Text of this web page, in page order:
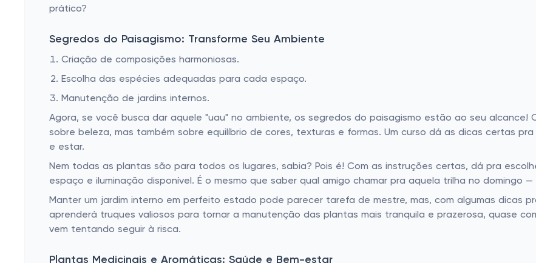
prático?
Segredos do Paisagismo: Transforme Seu Ambiente
Criação de composições harmoniosas.
Escolha das espécies adequadas para cada espaço.
Manutenção de jardins internos.
Agora, se você busca dar aquele "uau" no ambiente, os segredos do paisagismo estão ao seu alcance!
sobre beleza, mas também sobre equilíbrio de cores, texturas e formas. Um curso dá as dicas certas
e estar.
Nem todas as plantas são para todos os lugares, sabia? Pois é! Com as instruções certas, dá pra
espaço e iluminação disponível. É o mesmo que saber qual amigo chamar pra aquela trilha no domingo
Manter um jardim interno em perfeito estado pode parecer tarefa de mestre, mas, com algumas dicas
aprenderá truques valiosos para tornar a manutenção das plantas mais tranquila e prazerosa, quase
vem tentando seguir à risca.
Plantas Medicinais e Aromáticas: Saúde e Bem-estar